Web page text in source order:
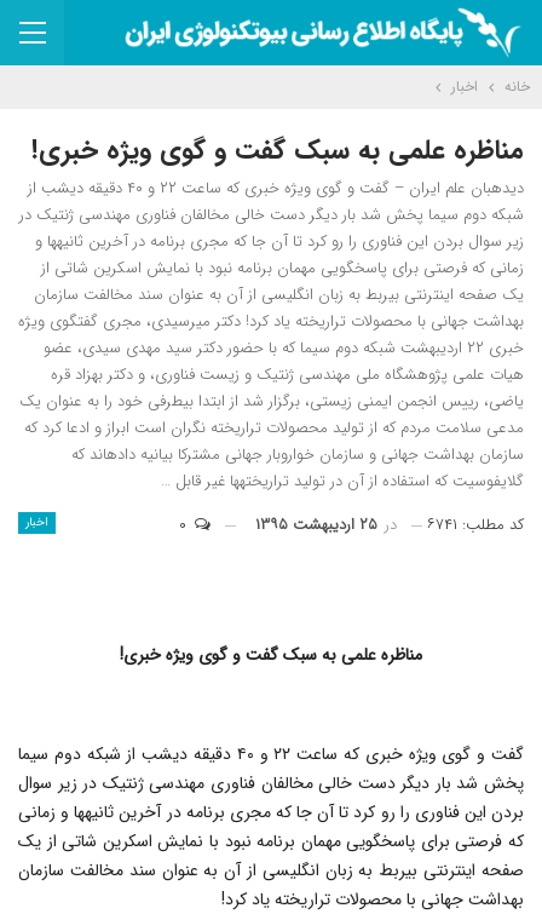
خانه اخبار
مناظره علمی به سبک گفت و گوی ویژه خبری!
دیده‎بان علم ایران – گفت و گوی ویژه خبری که ساعت ۲۲ و ۴۰ دقیقه دیشب از
شبکه دوم سیما پخش شد بار دیگر دست خالی مخالفان فناوری مهندسی ژنتیک در
زیر سوال بردن این فناوری را رو کرد تا آن جا که مجری برنامه در آخرین ثانیه‎ها و
زمانی که فرصتی برای پاسخگویی مهمان برنامه نبود با نمایش اسکرین شاتی از
یک صفحه اینترنتی بی‎ربط به زبان انگلیسی از آن به عنوان سند مخالفت سازمان
بهداشت جهانی با محصولات تراریخته یاد کرد! دکتر میرسیدی، مجری گفتگوی ویژه
خبری ۲۲ اردیبهشت شبکه دوم سیما که با حضور دکتر سید مهدی سیدی، عضو
هیات علمی پژوهشگاه ملی مهندسی ژنتیک و زیست فناوری، و دکتر بهزاد قره
یاضی، رییس انجمن ایمنی زیستی، برگزار شد از ابتدا بی‎طرفی خود را به عنوان یک
مدعی سلامت مردم که از تولید محصولات تراریخته نگران است ابراز و ادعا کرد که
سازمان بهداشت جهانی و سازمان خواروبار جهانی مشترکا بیانیه داده‎اند که
گلایفوسیت که استفاده از آن در تولید تراریخته‎ها غیر قابل …
اخبار کد مطلب: ۶۷۴۱ در ۲۵ اردیبهشت ۱۳۹۵
مناظره علمی به سبک گفت و گوی ویژه خبری!
گفت و گوی ویژه خبری که ساعت ۲۲ و ۴۰ دقیقه دیشب از شبکه دوم سیما
پخش شد بار دیگر دست خالی مخالفان فناوری مهندسی ژنتیک در زیر سوال
بردن این فناوری را رو کرد تا آن جا که مجری برنامه در آخرین ثانیه‎ها و زمانی
که فرصتی برای پاسخگویی مهمان برنامه نبود با نمایش اسکرین شاتی از یک
صفحه اینترنتی بی‎ربط به زبان انگلیسی از آن به عنوان سند مخالفت سازمان
بهداشت جهانی با محصولات تراریخته یاد کرد!